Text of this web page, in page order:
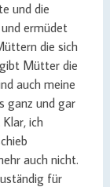
und die
ermüdet
die sich
Mütter die
auch meine
ganz und gar
ich
auch nicht.
für